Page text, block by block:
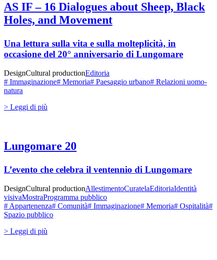
AS IF – 16 Dialogues about Sheep, Black
Holes, and Movement
Una lettura sulla vita e sulla molteplicità, in
occasione del 20° anniversario di Lungomare
DesignCultural productionEditoria
# Immaginazione# Memoria# Paesaggio urbano# Relazioni uomo-
natura
> Leggi di più
Lungomare 20
L’evento che celebra il ventennio di Lungomare
DesignCultural productionAllestimentoCuratelaEditoriaIdentità
visivaMostraProgramma pubblico
# Appartenenza# Comunità# Immaginazione# Memoria# Ospitalità#
Spazio pubblico
> Leggi di più